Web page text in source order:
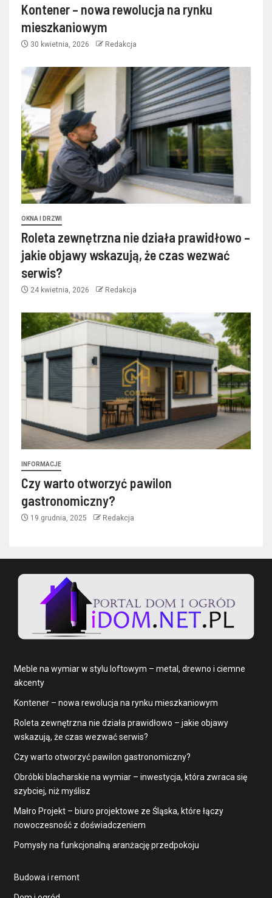
Kontener – nowa rewolucja na rynku
mieszkaniowym
30 kwietnia, 2026 Redakcja
OKNA I DRZWI
Roleta zewnętrzna nie działa prawidłowo –
jakie objawy wskazują, że czas wezwać
serwis?
24 kwietnia, 2026 Redakcja
INFORMACJE
Czy warto otworzyć pawilon
gastronomiczny?
19 grudnia, 2025 Redakcja
Meble na wymiar w stylu loftowym – metal, drewno i ciemne
akcenty
Kontener – nowa rewolucja na rynku mieszkaniowym
Roleta zewnętrzna nie działa prawidłowo – jakie objawy
wskazują, że czas wezwać serwis?
Czy warto otworzyć pawilon gastronomiczny?
Obróbki blacharskie na wymiar – inwestycja, która zwraca się
szybciej, niż myślisz
Małro Projekt – biuro projektowe ze Śląska, które łączy
nowoczesność z doświadczeniem
Pomysły na funkcjonalną aranżację przedpokoju
Budowa i remont